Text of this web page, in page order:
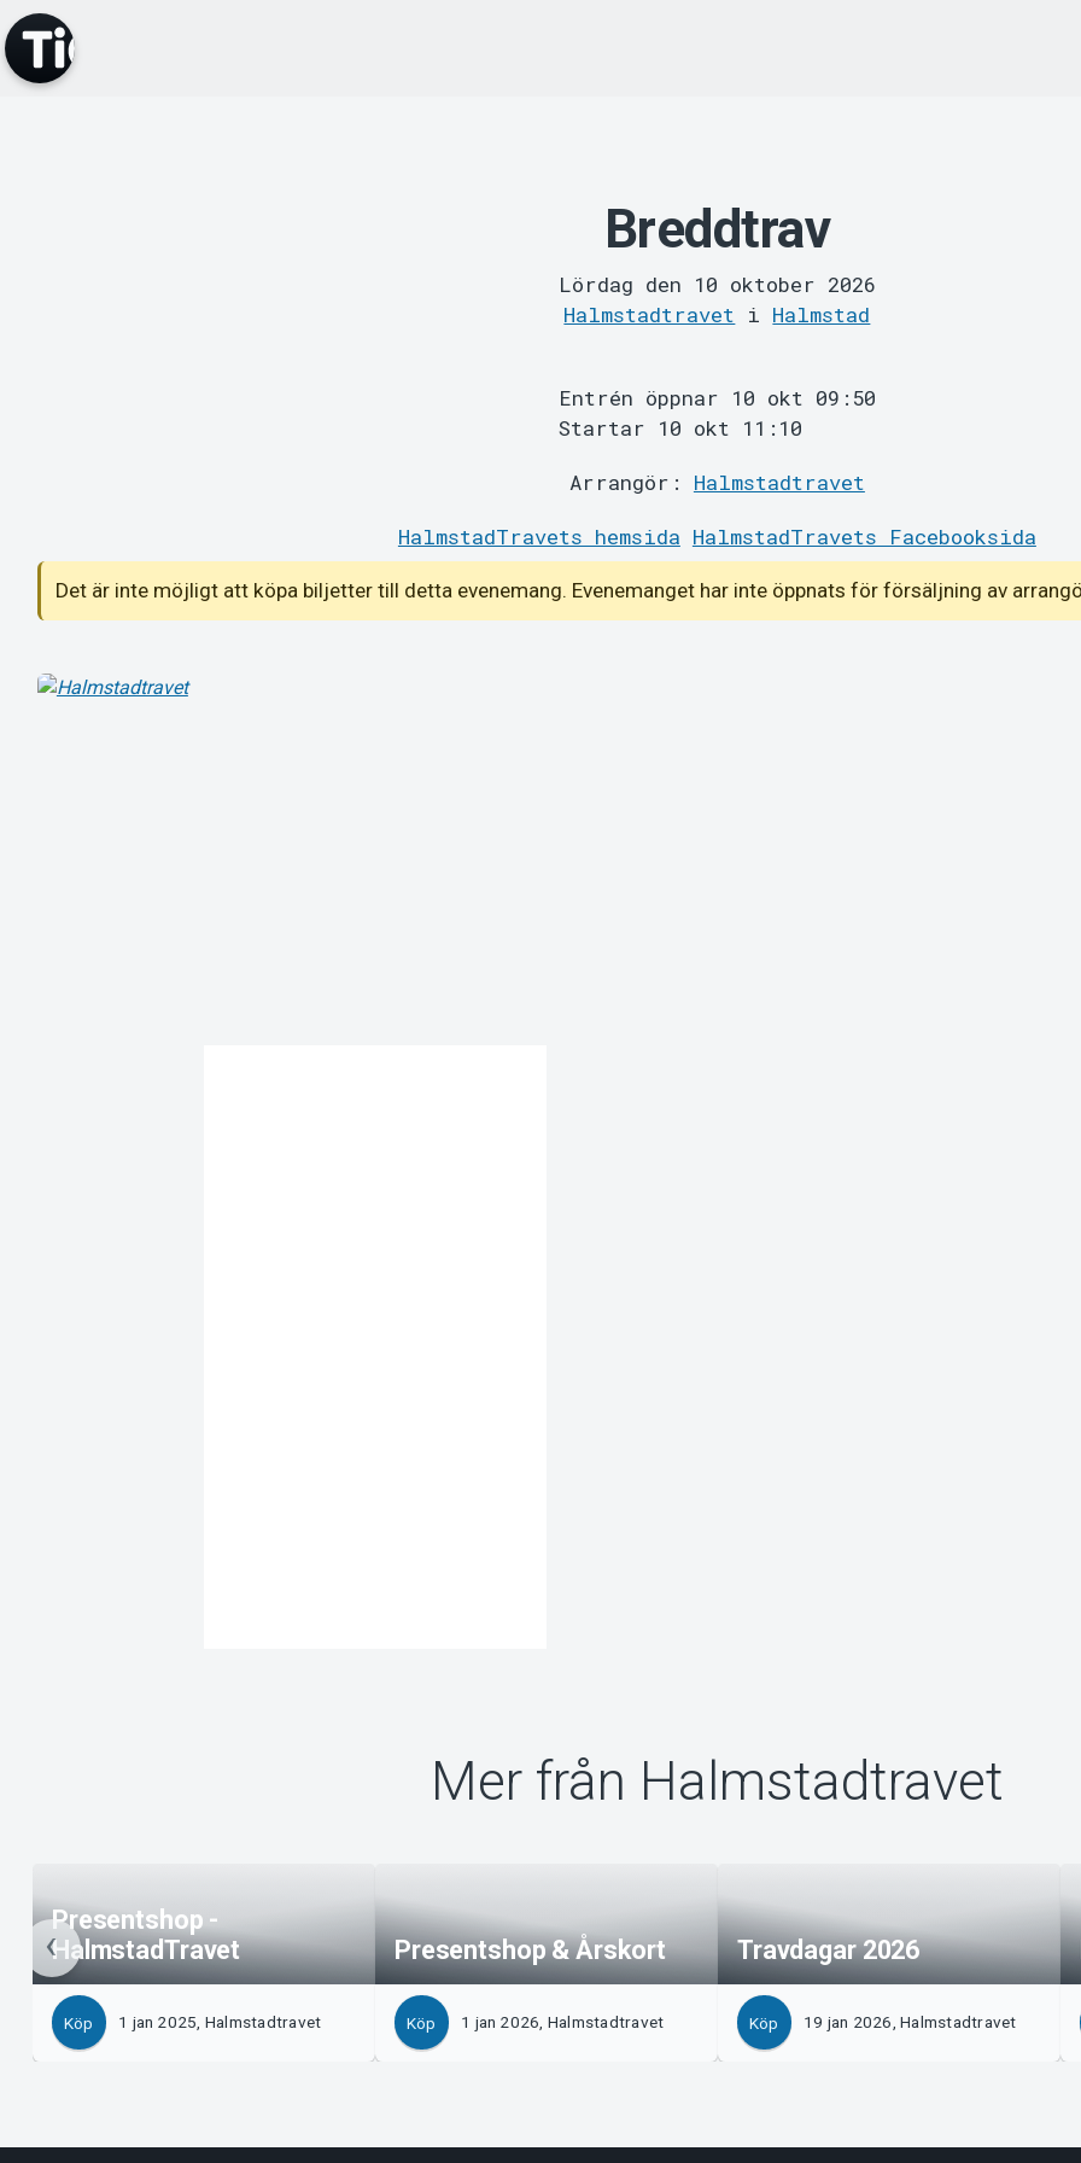
Breddtrav
Lördag den 10 oktober 2026
Halmstadtravet i Halmstad
Entrén öppnar 10 okt 09:50
Startar 10 okt 11:10
Arrangör: Halmstadtravet
HalmstadTravets hemsida HalmstadTravets Facebooksida
Det är inte möjligt att köpa biljetter till detta evenemang. Evenemanget har inte öppnats för försäljning av
Mer från Halmstadtravet
Presentshop -
HalmstadTravet
Köp 1 jan 2025, Halmstadtravet
Presentshop & Årskort
Köp 1 jan 2026, Halmstadtravet
Travdagar 2026
Köp 19 jan 2026, Halmstadtravet